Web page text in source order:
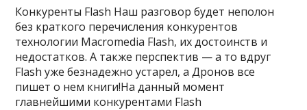
Конкуренты Flash Наш разговор будет неполон
без краткого перечисления конкурентов
технологии Macromedia Flash, их достоинств и
недостатков. А также перспектив — а то вдруг
Flash уже безнадежно устарел, а Дронов все
пишет о нем книги!На данный момент
главнейшими конкурентами Flash